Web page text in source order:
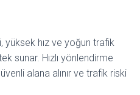
hız ve yoğun trafik
sunar. Hızlı yönlendirme
alana alınır ve trafik riski